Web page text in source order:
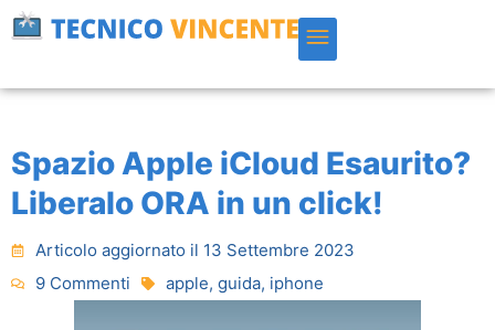
Spazio Apple iCloud Esaurito?
Liberalo ORA in un click!
Articolo aggiornato il 13 Settembre 2023
9 Commenti
apple, guida, iphone